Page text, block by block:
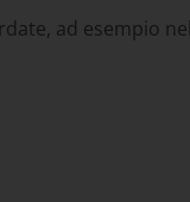
ad esempio